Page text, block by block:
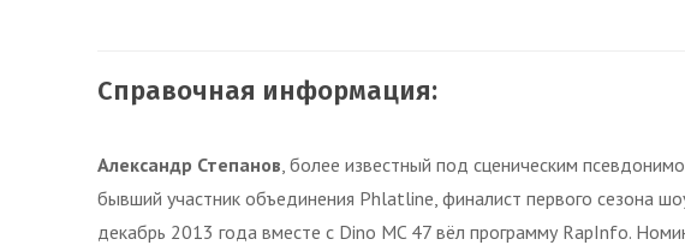
Справочная информация:
Александр Степанов , более известный под сценическим
бывший участник объединения Phlatline, финалист первого сезона
декабрь 2013 года вместе с Dino MC 47 вёл программу RapInfo.